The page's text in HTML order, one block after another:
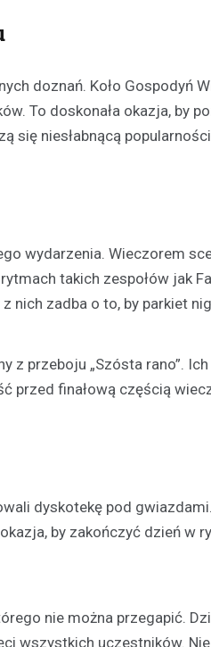
doznań. Koło Gospodyń
To doskonała okazja, by
się niesłabnącą
wydarzenia. Wieczorem
takich zespołów jak
nich zadba o to, by parkiet
z przeboju „Szósta rano”.
przed finałową częścią
dyskotekę pod
by zakończyć dzień w
nie można przegapić.
wszystkich uczestników.